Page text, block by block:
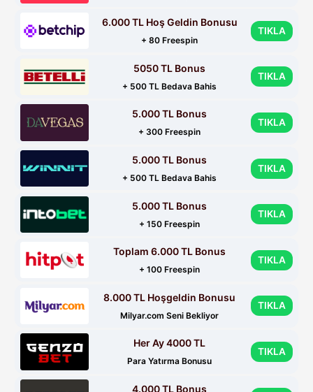
6.000 TL Hoş Geldin Bonusu
+ 80 Freespin
TIKLA
5050 TL Bonus
+ 500 TL Bedava Bahis
TIKLA
5.000 TL Bonus
+ 300 Freespin
TIKLA
5.000 TL Bonus
+ 500 TL Bedava Bahis
TIKLA
5.000 TL Bonus
+ 150 Freespin
TIKLA
Toplam 6.000 TL Bonus
+ 100 Freespin
TIKLA
8.000 TL Hoşgeldin Bonusu
Milyar.com Seni Bekliyor
TIKLA
Her Ay 4000 TL
Para Yatırma Bonusu
TIKLA
4.000 TL Bonus